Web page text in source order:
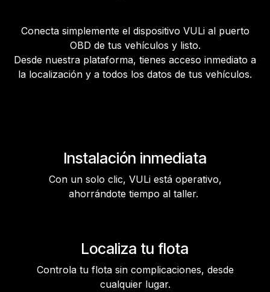
Conecta simplemente el dispositivo VULi al puerto
OBD de tus vehículos y listo.
Desde nuestra plataforma, tienes acceso inmediato a
la localización y a todos los datos de tus vehículos.
Instalación inmediata
Con un solo clic, VULi está operativo,
ahorrándote tiempo al taller.
Localiza tu flota
Controla tu flota sin complicaciones, desde
cualquier lugar.